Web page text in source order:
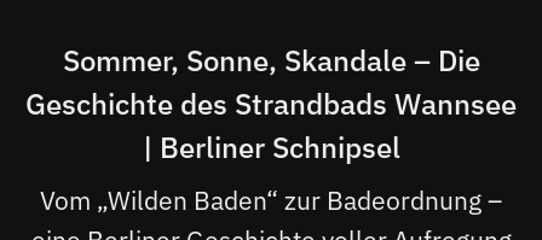
Sommer, Sonne, Skandale – Die
Geschichte des Strandbads Wannsee
| Berliner Schnipsel
Vom „Wilden Baden“ zur Badeordnung –